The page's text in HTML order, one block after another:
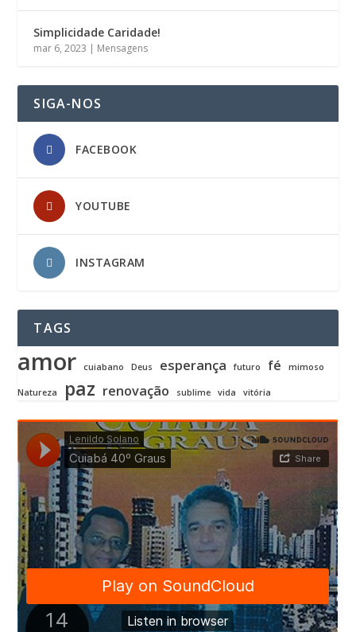
Simplicidade Caridade!
mar 6, 2023 | Mensagens
SIGA-NOS
FACEBOOK
YOUTUBE
INSTAGRAM
TAGS
amor cuiabano Deus esperança futuro fé mimoso
Natureza paz renovação sublime vida vitória